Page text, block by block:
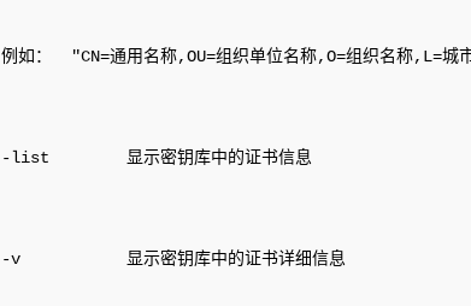
例如：  "CN=通用名称,OU=组织单位名称,O=组织名称,L=城
-list        显示密钥库中的证书信息
-v           显示密钥库中的证书详细信息